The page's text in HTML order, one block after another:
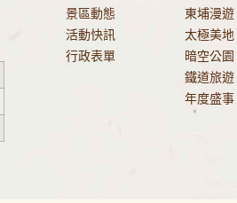
景區動態
活動快訊
行政表單
東埔漫遊
太極美地
暗空公園
鐵道旅遊
年度盛事